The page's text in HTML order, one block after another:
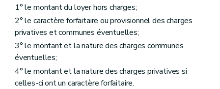
1° le montant du loyer hors charges;
2° le caractère forfaitaire ou provisionnel des charges
privatives et communes éventuelles;
3° le montant et la nature des charges communes
éventuelles;
4° le montant et la nature des charges privatives si
celles-ci ont un caractère forfaitaire.